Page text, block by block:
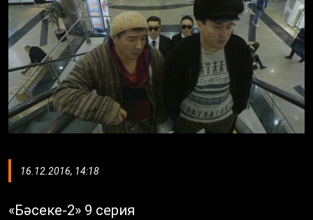
16.12.2016, 14:18
«Бәсеке-2» 9 серия